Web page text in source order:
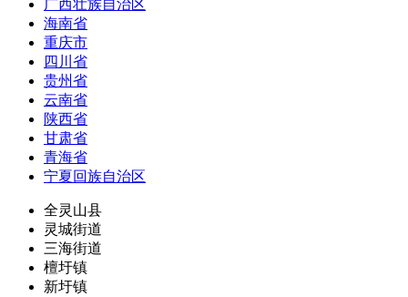
广西壮族自治区
海南省
重庆市
四川省
贵州省
云南省
陕西省
甘肃省
青海省
宁夏回族自治区
全灵山县
灵城街道
三海街道
檀圩镇
新圩镇